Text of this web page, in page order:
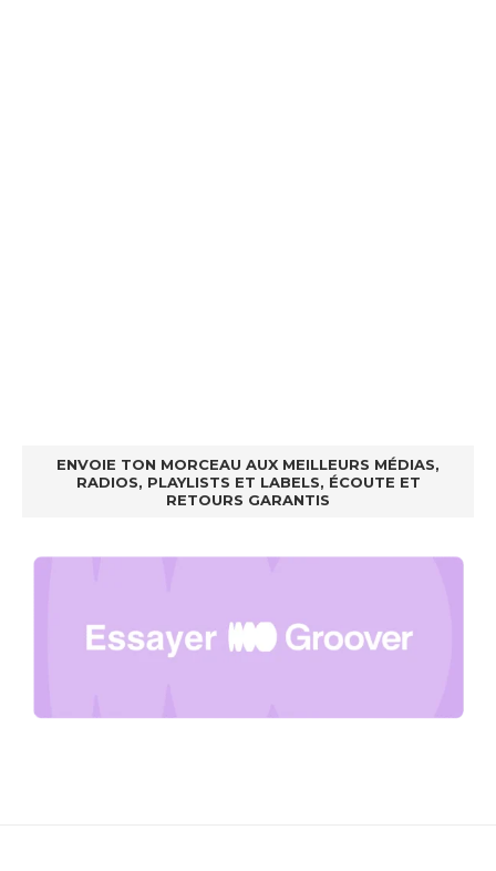
ENVOIE TON MORCEAU AUX MEILLEURS MÉDIAS,
RADIOS, PLAYLISTS ET LABELS, ÉCOUTE ET
RETOURS GARANTIS